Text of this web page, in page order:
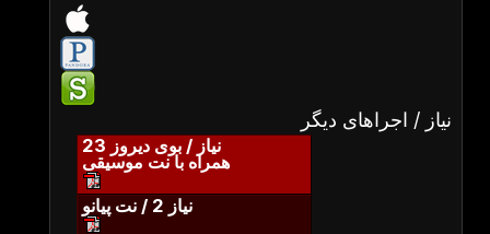
نیاز / اجراهای دیگر
نیاز / بوی دیروز 23
همراه با نت موسیقی
نیاز 2 / نت پیانو